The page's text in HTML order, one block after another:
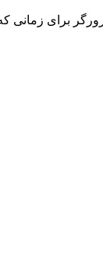
برای زمانی